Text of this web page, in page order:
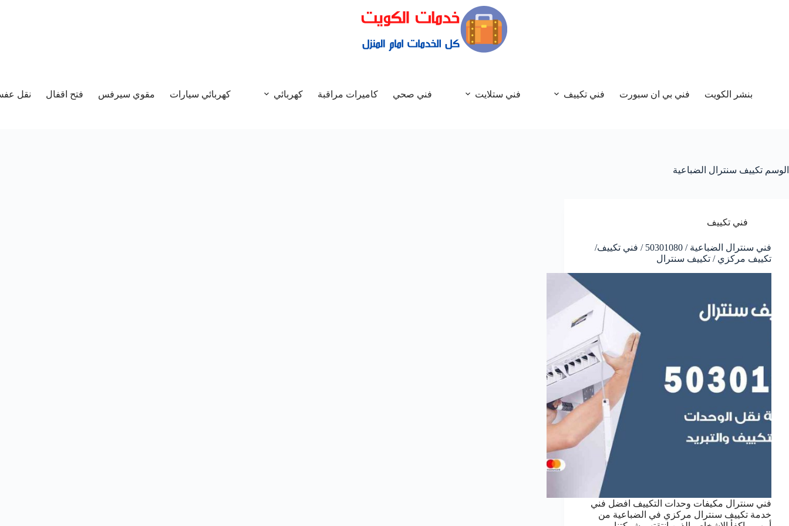
بنشر الكويت فني بي ان سبورت فني تكييف فني ستلايت فني صحي كاميرات مراقبة كهربائي كهربائي سيارات مقوي سيرفس فتح اقفال نقل
الوسم تكييف سنترال الضباعية
فني تكييف
فني سنترال الضباعية / 50301080 / فني تكييف/
تكييف مركزي / تكييف سنترال
فني سنترال مكيفات وحدات التكييف افضل فني
خدمة تكييف سنترال مركزي في الضباعية من